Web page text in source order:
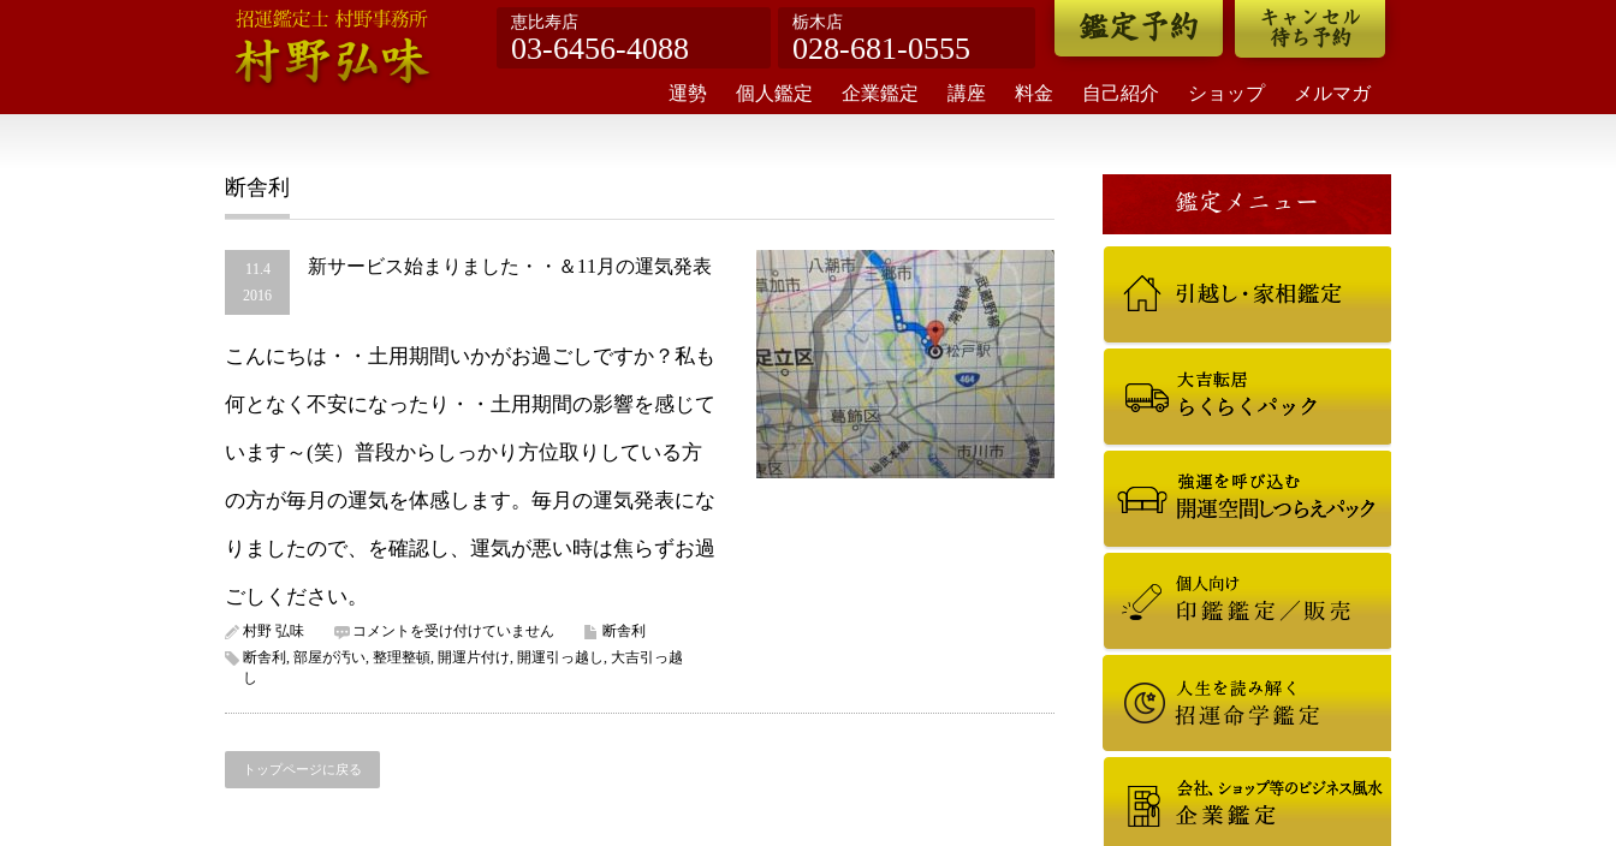
恵比寿店
03-6456-4088
栃木店
028-681-0555 鑑定予約 キャンセル
待ち予約
運勢 個人鑑定 企業鑑定 講座 料金 自己紹介 ショップ メルマガ
断舎利
11.4
2016
新サービス始まりました・・＆11月の運気発表
こんにちは・・土用期間いかがお過ごしですか？私も
何となく不安になったり・・土用期間の影響を感じて
います～(笑）普段からしっかり方位取りしている方
の方が毎月の運気を体感します。毎月の運気発表にな
りましたので、を確認し、運気が悪い時は焦らずお過
ごしください。
村野 弘味
新
サ
ス
ま
り
ま
コメントを受け付けていません
断舎利
断舎利 , 部屋が汚い, 整理整頓, 開運片付け, 開運引っ越し, 大吉引っ越
し
トップページに戻る
鑑定メニュー